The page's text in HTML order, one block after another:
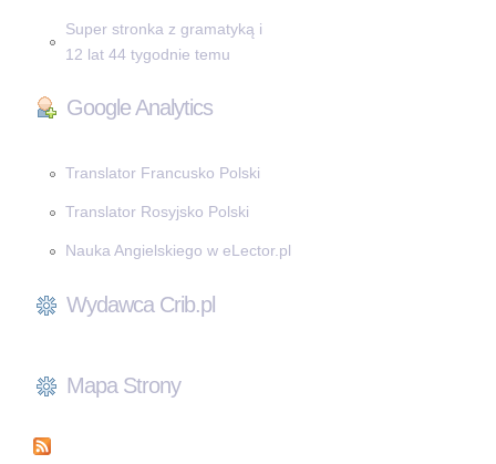
Super stronka z gramatyką i
12 lat 44 tygodnie temu
Google Analytics
Translator Francusko Polski
Translator Rosyjsko Polski
Nauka Angielskiego w eLector.pl
Wydawca Crib.pl
Mapa Strony